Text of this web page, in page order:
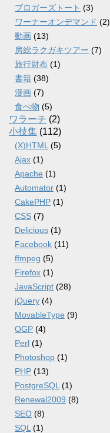
ブロガーズトート (3)
ワーナーオンデマンド (2)
動画 (13)
房総ラクガキツアー (7)
旅行財布 (1)
書籍 (38)
漫画 (7)
食べ物 (5)
ワラーチ (2)
小技集 (112)
(X)HTML (5)
Ajax (1)
Apache (1)
Automator (1)
CakePHP (1)
CSS (7)
Delicious (1)
Facebook (11)
ffmpeg (5)
Firefox (1)
JavaScript (28)
jQuery (4)
MovableType (9)
OGP (4)
Perl (1)
Photoshop (1)
PHP (13)
PostgreSQL (1)
Renewal2009 (8)
SEO (8)
SQL (1)